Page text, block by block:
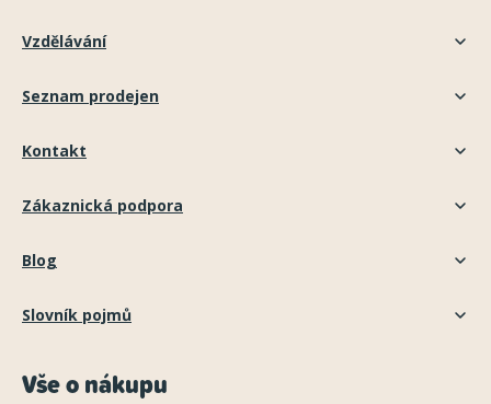
Vzdělávání
Seznam prodejen
Kontakt
Zákaznická podpora
Blog
Slovník pojmů
Vše o nákupu